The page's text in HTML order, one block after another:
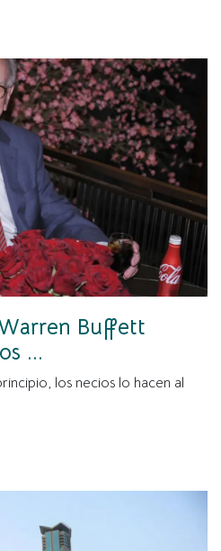
Buffett
...
los necios lo hacen al